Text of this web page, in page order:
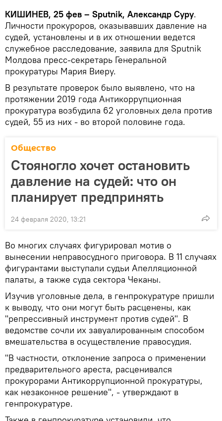
КИШИНЕВ, 25 фев – Sputnik, Александр Суру.
Личности прокуроров, оказывавших давление на
судей, установлены и в их отношении ведется
служебное расследование, заявила для Sputnik
Молдова пресс-секретарь Генеральной
прокуратуры Мария Виеру.
В результате проверок было выявлено, что на
протяжении 2019 года Антикоррупционная
прокуратура возбудила 62 уголовных дела против
судей, 55 из них - во второй половине года.
Общество
Стояногло хочет остановить
давление на судей: что он
планирует предпринять
24 февраля 2020, 13:21
Во многих случаях фигурировал мотив о
вынесении неправосудного приговора. В 11 случаях
фигурантами выступали судьи Апелляционной
палаты, а также суда сектора Чеканы.
Изучив уголовные дела, в генпрокуратуре пришли
к выводу, что они могут быть расценены, как
"репрессивный инструмент против судей". В
ведомстве сочли их завуалированным способом
вмешательства в осуществление правосудия.
"В частности, отклонение запроса о применении
предварительного ареста, расценивался
прокурорами Антикоррупционной прокуратуры,
как незаконное решение", - утверждают в
генпрокуратуре.